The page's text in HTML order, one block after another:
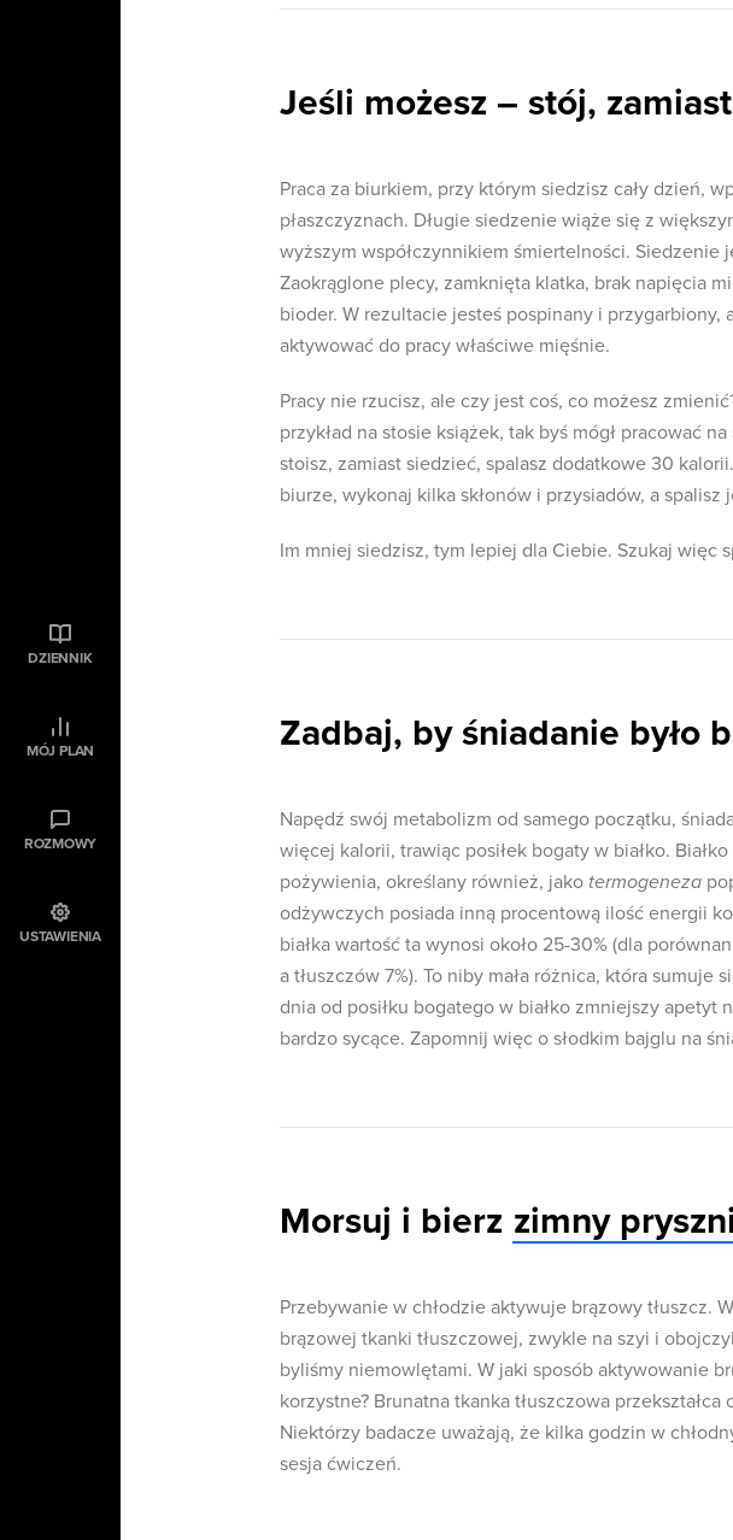
DZIENNIK
MÓJ PLAN
ROZMOWY
USTAWIENIA
Jeśli możesz – stój,
Praca za biurkiem, przy którym siedzisz cały dzień,
płaszczyznach. Długie siedzenie wiąże się z
wyższym współczynnikiem śmiertelności. Siedzenie
Zaokrąglone plecy, zamknięta klatka, brak napięcia
bioder. W rezultacie jesteś pospinany i
aktywować do pracy właściwe mięśnie.
Pracy nie rzucisz, ale czy jest coś, co możesz
przykład na stosie książek, tak byś mógł pracować
stoisz, zamiast siedzieć, spalasz dodatkowe 30
biurze, wykonaj kilka skłonów i przysiadów, a spalisz
Im mniej siedzisz, tym lepiej dla Ciebie. Szukaj więc
Zadbaj, by śniadanie było
Napędź swój metabolizm od samego początku,
więcej kalorii, trawiąc posiłek bogaty w białko.
pożywienia, określany również, jako termogeneza
odżywczych posiada inną procentową ilość energii
białka wartość ta wynosi około 25-30% (dla
a tłuszczów 7%). To niby mała różnica, która
dnia od posiłku bogatego w białko zmniejszy apetyt
bardzo sycące. Zapomnij więc o słodkim bajglu na
Morsuj i bierz zimny
Przebywanie w chłodzie aktywuje brązowy tłuszcz.
brązowej tkanki tłuszczowej, zwykle na szyi i
byliśmy niemowlętami. W jaki sposób aktywowanie
korzystne? Brunatna tkanka tłuszczowa
Niektórzy badacze uważają, że kilka godzin w
sesja ćwiczeń.